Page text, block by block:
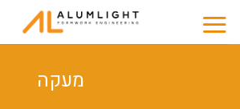
content
מעקה